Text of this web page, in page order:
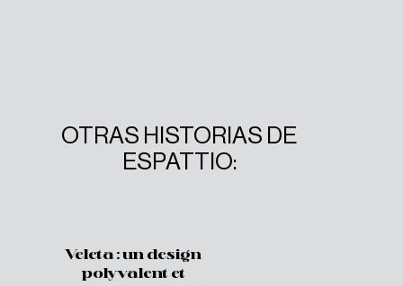
OTRAS HISTORIAS DE
ESPATTIO:
Veleta : un design
polyvalent et